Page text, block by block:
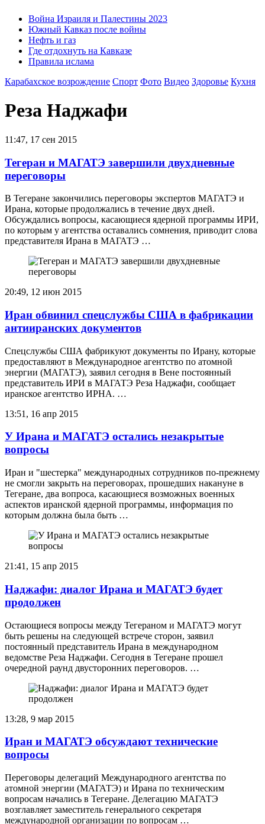
Война Израиля и Палестины 2023
Южный Кавказ после войны
Нефть и газ
Где отдохнуть на Кавказе
Правила ислама
Карабахское возрождение Спорт Фото Видео Здоровье Кухня
Реза Наджафи
11:47, 17 сен 2015
Тегеран и МАГАТЭ завершили двухдневные
переговоры
В Тегеране закончились переговоры экспертов МАГАТЭ и
Ирана, которые продолжались в течение двух дней.
Обсуждались вопросы, касающиеся ядерной программы ИРИ,
по которым у агентства оставались сомнения, приводит слова
представителя Ирана в МАГАТЭ …
20:49, 12 июн 2015
Иран обвинил спецслужбы США в фабрикации
антииранских документов
Спецслужбы США фабрикуют документы по Ирану, которые
предоставляют в Международное агентство по атомной
энергии (МАГАТЭ), заявил сегодня в Вене постоянный
представитель ИРИ в МАГАТЭ Реза Наджафи, сообщает
иранское агентство ИРНА. …
13:51, 16 апр 2015
У Ирана и МАГАТЭ остались незакрытые
вопросы
Иран и "шестерка" международных сотрудников по-прежнему
не смогли закрыть на переговорах, прошедших накануне в
Тегеране, два вопроса, касающиеся возможных военных
аспектов иранской ядерной программы, информация по
которым должна была быть …
21:41, 15 апр 2015
Наджафи: диалог Ирана и МАГАТЭ будет
продолжен
Остающиеся вопросы между Тегераном и МАГАТЭ могут
быть решены на следующей встрече сторон, заявил
постоянный представитель Ирана в международном
ведомстве Реза Наджафи. Сегодня в Тегеране прошел
очередной раунд двусторонних переговоров. …
13:28, 9 мар 2015
Иран и МАГАТЭ обсуждают технические
вопросы
Переговоры делегаций Международного агентства по
атомной энергии (МАГАТЭ) и Ирана по техническим
вопросам начались в Тегеране. Делегацию МАГАТЭ
возглавляет заместитель генерального секретаря
международной организации по вопросам …